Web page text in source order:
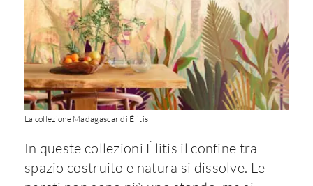
La collezione Madagascar di Élitis
In queste collezioni Élitis il confine tra
spazio costruito e natura si dissolve. Le